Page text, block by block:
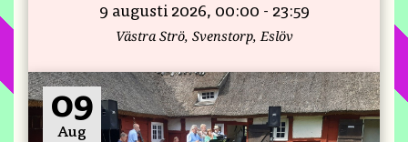
9 augusti 2026, 00:00 - 23:59
Västra Strö, Svenstorp, Eslöv
09
Aug